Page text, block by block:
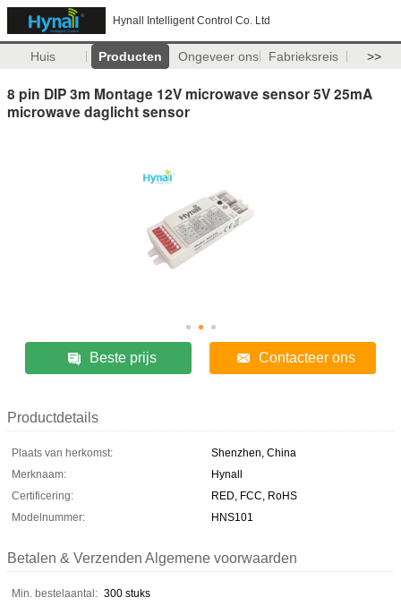
Hynall Intelligent Control Co. Ltd
Huis Producten Ongeveer ons Fabrieksreis >>
8 pin DIP 3m Montage 12V microwave sensor 5V 25mA
microwave daglicht sensor
Beste prijs Contacteer ons
Productdetails
Plaats van herkomst:
Shenzhen, China
Merknaam:
Hynall
Certificering:
RED, FCC, RoHS
Modelnummer:
HNS101
Betalen & Verzenden Algemene voorwaarden
Min. bestelaantal: 300 stuks